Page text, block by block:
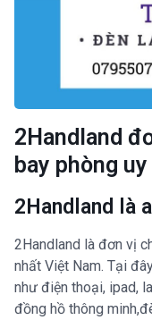
2Handland
bay phòng
2Handland là
2Handland là đơn vị
nhất Việt Nam. Tại
như điện thoại, ipad,
đồng hồ thông